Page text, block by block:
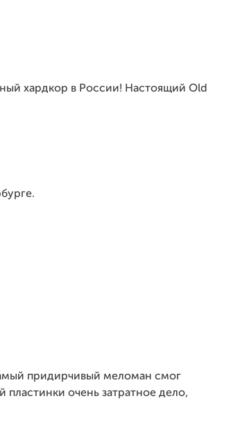
хардкор в России! Настоящий Old
придирчивый меломан смог
пластинки очень затратное дело,